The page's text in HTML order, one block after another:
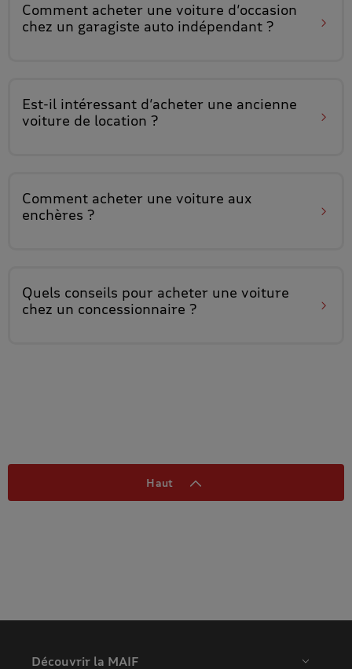
Comment acheter une voiture d’occasion
chez un garagiste auto indépendant ?
Est-il intéressant d’acheter une ancienne
voiture de location ?
Comment acheter une voiture aux
enchères ?
Quels conseils pour acheter une voiture
chez un concessionnaire ?
Haut
Découvrir la MAIF